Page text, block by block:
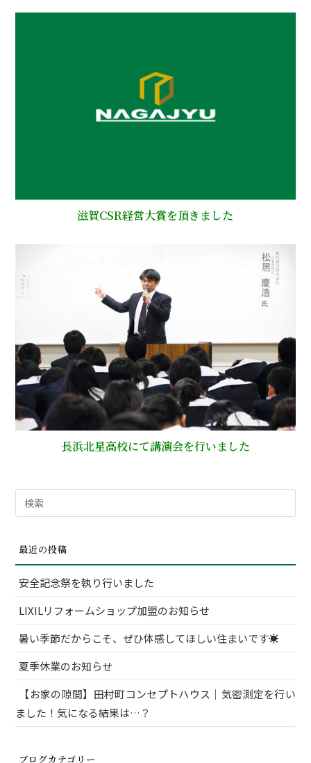
滋賀CSR経営大賞を頂きました
長浜北星高校にて講演会を行いました
索
象:
最近の投稿
安全記念祭を執り行いました
LIXILリフォームショップ加盟のお知らせ
暑い季節だからこそ、ぜひ体感してほしい住まいです☀
夏季休業のお知らせ
【お家の隙間】田村町コンセプトハウス｜気密測定を行い
ました！気になる結果は…？
ブログカテゴリー